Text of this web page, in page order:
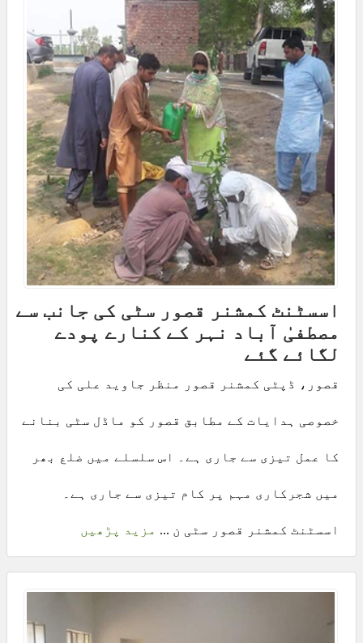
اسسٹنٹ کمشنر قصور سٹی کی جانب سے
مصطفیٰ آباد نہر کے کنارے پودے
لگائے گئے
قصور، ڈپٹی کمشنر قصور منظر جاوید علی کی
خصوصی ہدایات کے مطابق قصور کو ماڈل سٹی بنانے
کا عمل تیزی سے جاری ہے۔ اس سلسلے میں ضلع بھر
میں شجرکاری مہم پر کام تیزی سے جاری ہے۔
اسسٹنٹ کمشنر قصور سٹی ن ... مزید پڑھیں